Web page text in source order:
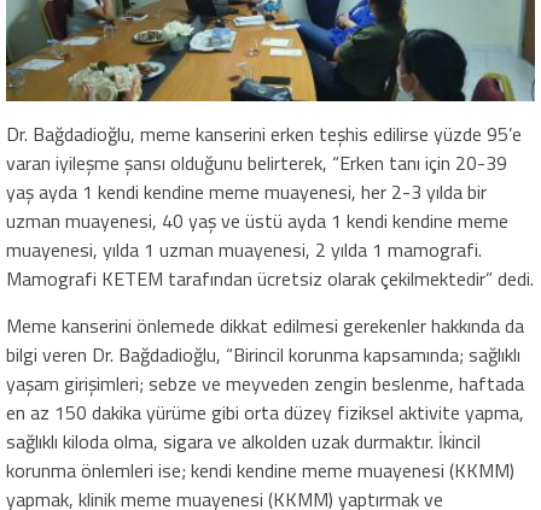
Dr. Bağdadioğlu, meme kanserini erken teşhis edilirse yüzde 95’e
varan iyileşme şansı olduğunu belirterek, “Erken tanı için 20-39
yaş ayda 1 kendi kendine meme muayenesi, her 2-3 yılda bir
uzman muayenesi, 40 yaş ve üstü ayda 1 kendi kendine meme
muayenesi, yılda 1 uzman muayenesi, 2 yılda 1 mamografi.
Mamografi KETEM tarafından ücretsiz olarak çekilmektedir” dedi.
Meme kanserini önlemede dikkat edilmesi gerekenler hakkında da
bilgi veren Dr. Bağdadioğlu, “Birincil korunma kapsamında; sağlıklı
yaşam girişimleri; sebze ve meyveden zengin beslenme, haftada
en az 150 dakika yürüme gibi orta düzey fiziksel aktivite yapma,
sağlıklı kiloda olma, sigara ve alkolden uzak durmaktır. İkincil
korunma önlemleri ise; kendi kendine meme muayenesi (KKMM)
yapmak, klinik meme muayenesi (KKMM) yaptırmak ve